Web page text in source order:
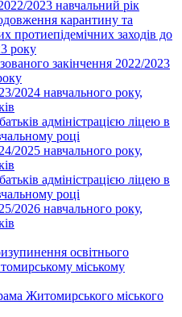
2023 навчальний рік
карантину та
протиепідемічних заходів до
року
закінчення 2022/2023
2024 навчального року,
адміністрацією ліцею в
році
2025 навчального року,
адміністрацією ліцею в
році
2026 навчального року,
освітнього
міському
Житомирського міського